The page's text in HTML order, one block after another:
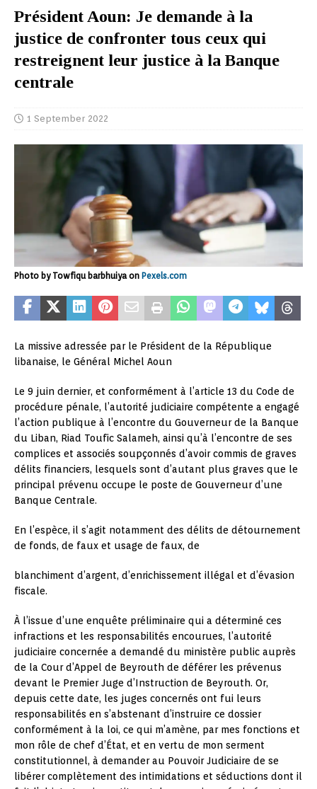
Président Aoun: Je demande à la
justice de confronter tous ceux qui
restreignent leur justice à la Banque
centrale
1 September 2022
Photo by Towfiqu barbhuiya on Pexels.com
La missive adressée par le Président de la République
libanaise, le Général Michel Aoun
Le 9 juin dernier, et conformément à l’article 13 du Code de
procédure pénale, l’autorité judiciaire compétente a engagé
l’action publique à l’encontre du Gouverneur de la Banque
du Liban, Riad Toufic Salameh, ainsi qu’à l’encontre de ses
complices et associés soupçonnés d’avoir commis de graves
délits financiers, lesquels sont d’autant plus graves que le
principal prévenu occupe le poste de Gouverneur d’une
Banque Centrale.
En l’espèce, il s’agit notamment des délits de détournement
de fonds, de faux et usage de faux, de
blanchiment d’argent, d’enrichissement illégal et d’évasion
fiscale.
À l’issue d’une enquête préliminaire qui a déterminé ces
infractions et les responsabilités encourues, l’autorité
judiciaire concernée a demandé du ministère public auprès
de la Cour d’Appel de Beyrouth de déférer les prévenus
devant le Premier Juge d’Instruction de Beyrouth. Or,
depuis cette date, les juges concernés ont fui leurs
responsabilités en s’abstenant d’instruire ce dossier
conformément à la loi, ce qui m’amène, par mes fonctions et
mon rôle de chef d’État, et en vertu de mon serment
constitutionnel, à demander au Pouvoir Judiciaire de se
libérer complètement des intimidations et séductions dont il